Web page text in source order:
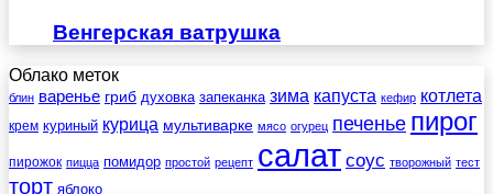
Венгерская ватрушка
Облако меток
блин варенье гриб духовка запеканка зима капуста кефир котлета
крем куриный курица мультиварке мясо огурец печенье пирог
пирожок пицца помидор простой рецепт салат соус творожный тест
торт яблоко